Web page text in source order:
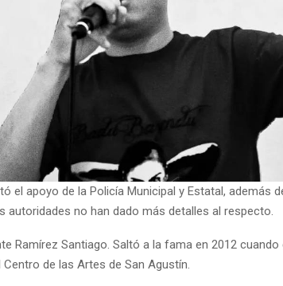
el apoyo de la Policía Municipal y Estatal, además
autoridades no han dado más detalles al respecto.
Ramírez Santiago. Saltó a la fama en 2012
de las Artes de San Agustín.